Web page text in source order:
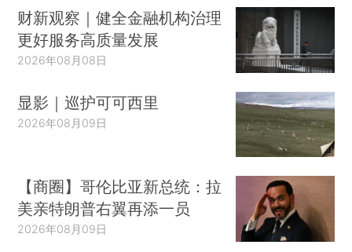
财新观察｜健全金融机构治理
更好服务高质量发展
2026年08月08日
显影｜巡护可可西里
2026年08月09日
【商圈】哥伦比亚新总统：拉
美亲特朗普右翼再添一员
2026年08月09日